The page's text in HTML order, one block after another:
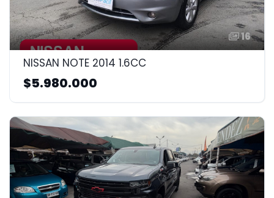
16
NISSAN NOTE 2014 1.6CC
$5.980.000